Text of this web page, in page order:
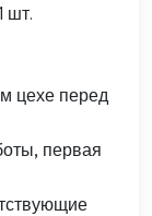
шт.
цехе перед
первая